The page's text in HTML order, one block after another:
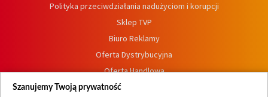
Polityka przeciwdziałania nadużyciom i korupcji
Sklep TVP
Biuro Reklamy
Oferta Dystrybucyjna
Oferta Handlowa
Dostępność
Szanujemy Twoją prywatność